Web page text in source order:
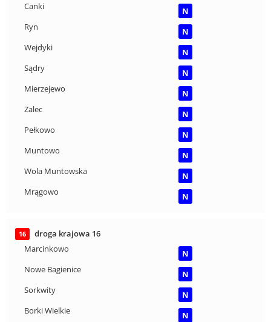
Canki
N
Ryn
N
Wejdyki
N
Sądry
N
Mierzejewo
N
Zalec
N
Pełkowo
N
Muntowo
N
Wola Muntowska
N
Mrągowo
N
16
droga krajowa 16
Marcinkowo
N
Nowe Bagienice
N
Sorkwity
N
Borki Wielkie
N